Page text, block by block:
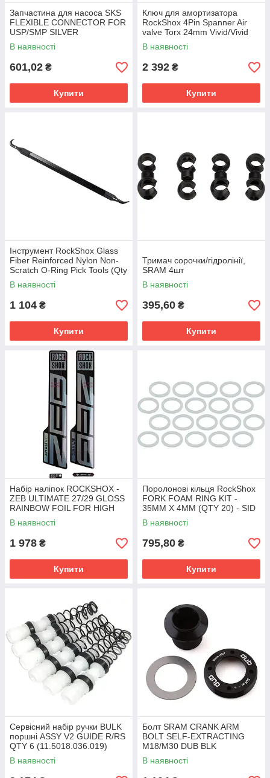
Запчастина для насоса SKS
FLEXIBLE CONNECTOR FOR
USP/SMP SILVER
В наявності
601,02 ₴
Купити
Ключ для амортизатора
RockShox 4Pin Spanner Air
valve Torx 24mm Vivid/Vivid
Air/Super Deluxe Coil
В наявності
2 392 ₴
Купити
Інструмент RockShox Glass
Fiber Reinforced Nylon Non-
Scratch O-Ring Pick Tools (Qty
5, для використання на
suspension products)
В наявності
1 104 ₴
Купити
Тримач сорочки/гідролінії,
SRAM 4шт
В наявності
395,60 ₴
Купити
Набір наліпок ROCKSHOX -
ZEB ULTIMATE 27/29 GLOSS
RAINBOW FOIL FOR HIGH
GLOSS BLACK (2021)
В наявності
1 978 ₴
Купити
Поролонові кільця RockShox
FORK FOAM RING KIT -
35MM X 4MM (QTY 20) - SID
35MM/PIKE C1+/LYRIK D1+
(11.4018.116.000)
В наявності
795,80 ₴
Купити
Сервісний набір ручки BULK
поршні ASSY V2 GUIDE R/RS
QTY 6 (11.5018.036.019)
В наявності
Болт SRAM CRANK ARM
BOLT SELF-EXTRACTING
M18/M30 DUB BLK
(11.6118.060.001)
В наявності